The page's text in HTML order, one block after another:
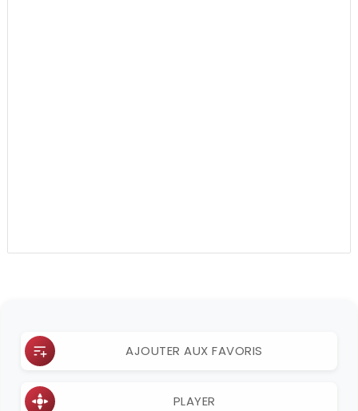
AJOUTER AUX FAVORIS
PLAYER